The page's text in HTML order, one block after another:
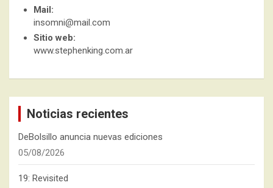
Mail:
insomni@mail.com
Sitio web:
www.stephenking.com.ar
Noticias recientes
DeBolsillo anuncia nuevas ediciones
05/08/2026
19: Revisited